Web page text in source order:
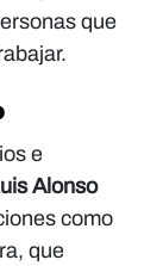
que
e
Alonso
como
que